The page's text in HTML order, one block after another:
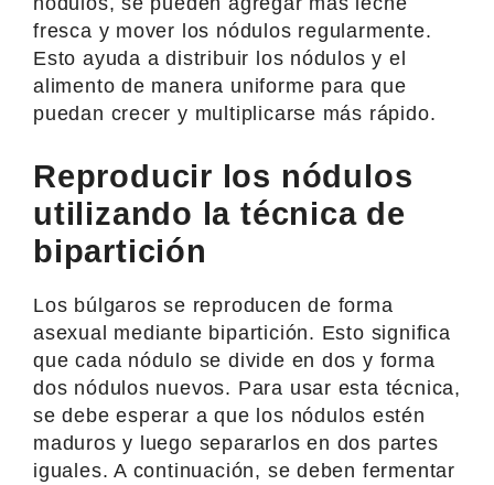
fresca y mover los nódulos regularmente.
Esto ayuda a distribuir los nódulos y el
alimento de manera uniforme para que
puedan crecer y multiplicarse más rápido.
Reproducir los nódulos
utilizando la técnica de
bipartición
Los búlgaros se reproducen de forma
asexual mediante bipartición. Esto significa
que cada nódulo se divide en dos y forma
dos nódulos nuevos. Para usar esta técnica,
se debe esperar a que los nódulos estén
maduros y luego separarlos en dos partes
iguales. A continuación, se deben fermentar